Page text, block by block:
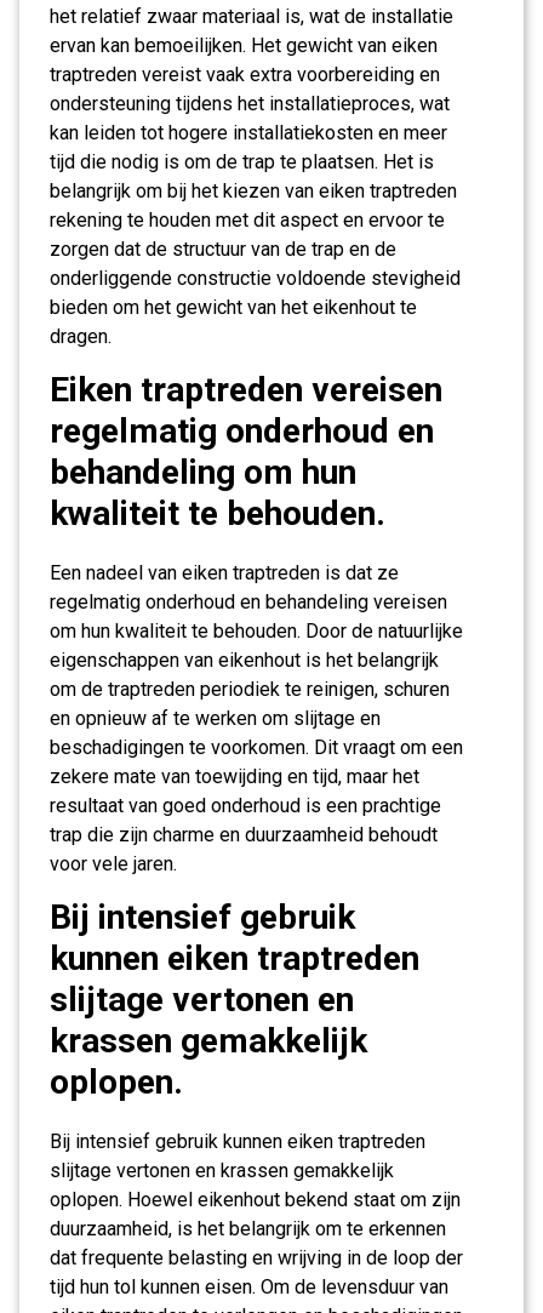
het relatief zwaar materiaal is, wat de installatie
ervan kan bemoeilijken. Het gewicht van eiken
traptreden vereist vaak extra voorbereiding en
ondersteuning tijdens het installatieproces, wat
kan leiden tot hogere installatiekosten en meer
tijd die nodig is om de trap te plaatsen. Het is
belangrijk om bij het kiezen van eiken traptreden
rekening te houden met dit aspect en ervoor te
zorgen dat de structuur van de trap en de
onderliggende constructie voldoende stevigheid
bieden om het gewicht van het eikenhout te
dragen.
Eiken traptreden vereisen
regelmatig onderhoud en
behandeling om hun
kwaliteit te behouden.
Een nadeel van eiken traptreden is dat ze
regelmatig onderhoud en behandeling vereisen
om hun kwaliteit te behouden. Door de natuurlijke
eigenschappen van eikenhout is het belangrijk
om de traptreden periodiek te reinigen, schuren
en opnieuw af te werken om slijtage en
beschadigingen te voorkomen. Dit vraagt om een
zekere mate van toewijding en tijd, maar het
resultaat van goed onderhoud is een prachtige
trap die zijn charme en duurzaamheid behoudt
voor vele jaren.
Bij intensief gebruik
kunnen eiken traptreden
slijtage vertonen en
krassen gemakkelijk
oplopen.
Bij intensief gebruik kunnen eiken traptreden
slijtage vertonen en krassen gemakkelijk
oplopen. Hoewel eikenhout bekend staat om zijn
duurzaamheid, is het belangrijk om te erkennen
dat frequente belasting en wrijving in de loop der
tijd hun tol kunnen eisen. Om de levensduur van